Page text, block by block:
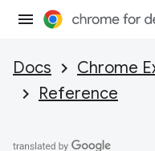
Docs Chrome
Reference